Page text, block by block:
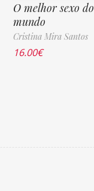
O melhor sexo do
mundo
Cristina Mira Santos
16.00€